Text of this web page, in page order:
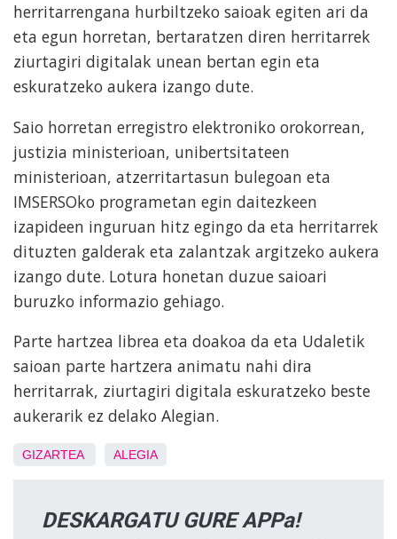
herritarrengana hurbiltzeko saioak egiten ari da
eta egun horretan, bertaratzen diren herritarrek
ziurtagiri digitalak unean bertan egin eta
eskuratzeko aukera izango dute.
Saio horretan erregistro elektroniko orokorrean,
justizia ministerioan, unibertsitateen
ministerioan, atzerritartasun bulegoan eta
IMSERSOko programetan egin daitezkeen
izapideen inguruan hitz egingo da eta herritarrek
dituzten galderak eta zalantzak argitzeko aukera
izango dute. Lotura honetan duzue saioari
buruzko informazio gehiago.
Parte hartzea librea eta doakoa da eta Udaletik
saioan parte hartzera animatu nahi dira
herritarrak, ziurtagiri digitala eskuratzeko beste
aukerarik ez delako Alegian.
GIZARTEA ALEGIA
DESKARGATU GURE APPa!